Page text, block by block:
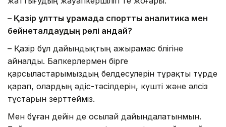
– Қазір ұлттық құрамада спорттық аналитика мен
бейнеталдаудың рөлі қандай?
– Қазір бұл дайындықтың ажырамас бөлігіне
айналды. Бапкерлермен бірге
қарсыластарымыздың белдесулерін тұрақты түрде
қарап, олардың әдіс-тәсілдерін, күшті және әлсіз
тұстарын зерттейміз.
Мен бұған дейін де осылай дайындалатынмын.